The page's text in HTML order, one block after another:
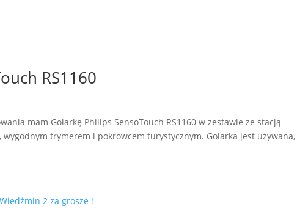
RS1160
mam Golarkę Philips SensoTouch RS1160 w zestawie ze stacją
wygodnym trymerem i pokrowcem turystycznym. Golarka jest używana,